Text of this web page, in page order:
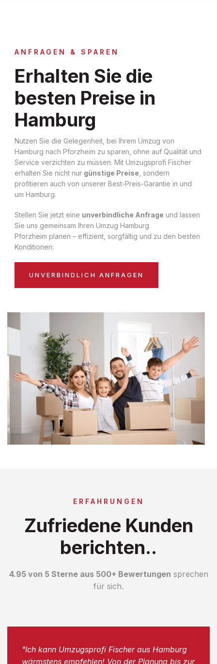
ANFRAGEN & SPAREN
Erhalten Sie die
besten Preise in
Hamburg
Nutzen Sie die Gelegenheit, bei Ihrem Umzug von
Hamburg nach Pforzheim zu sparen, ohne auf Qualität und
Service verzichten zu müssen. Mit Umzugsprofi Fischer
erhalten Sie nicht nur günstige Preise , sondern
profitieren auch von unserer Best-Preis-Garantie in und
um Hamburg.
Stellen Sie jetzt eine unverbindliche Anfrage und lassen
Sie uns gemeinsam Ihren Umzug Hamburg
Pforzheim planen – effizient, sorgfältig und zu den besten
Konditionen:
UNVERBINDLICH ANFRAGEN
ERFAHRUNGEN
Zufriedene Kunden
berichten..
4.95 von 5 Sterne aus 500+ Bewertungen sprechen
für sich.
"Ich kann Umzugsprofi Fischer aus Hamburg
wärmstens empfehlen! Von der Planung bis zur